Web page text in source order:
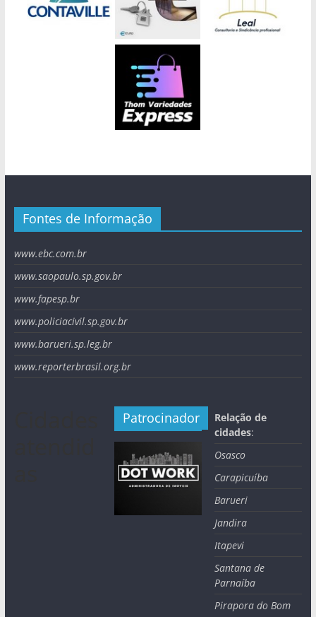
Fontes de Informação
www.ebc.com.br
www.saopaulo.sp.gov.br
www.fapesp.br
www.policiacivil.sp.gov.br
www.barueri.sp.leg.br
www.reporterbrasil.org.br
Patrocinador
Relação de
cidades:
Osasco
Carapicuíba
Barueri
Jandira
Itapevi
Santana de
Parnaíba
Pirapora do Bom